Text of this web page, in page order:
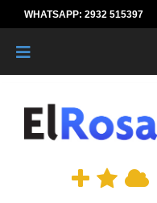
WHATSAPP: 2932 515397